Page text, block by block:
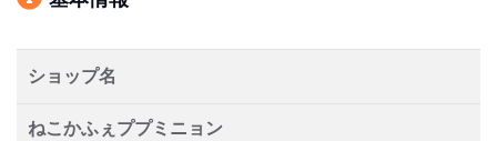
ショップ名
ねこかふぇププミニョン